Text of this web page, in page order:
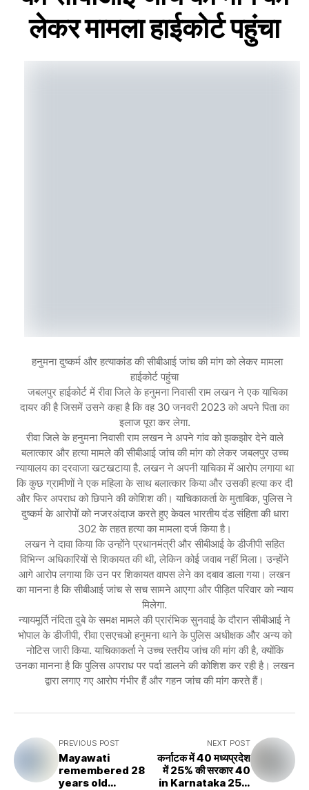
लेकर मामला हाईकोर्ट पहुंचा
हनुमना दुष्कर्म और हत्याकांड की सीबीआई जांच की मांग को लेकर मामला
हाईकोर्ट पहुंचा
जबलपुर हाईकोर्ट में रीवा जिले के हनुमना निवासी राम लखन ने एक याचिका
दायर की है जिसमें उसने कहा है कि वह 30 जनवरी 2023 को अपने पिता का
इलाज पूरा कर लेगा.
रीवा जिले के हनुमना निवासी राम लखन ने अपने गांव को झकझोर देने वाले
बलात्कार और हत्या मामले की सीबीआई जांच की मांग को लेकर जबलपुर उच्च
न्यायालय का दरवाजा खटखटाया है. लखन ने अपनी याचिका में आरोप लगाया था
कि कुछ ग्रामीणों ने एक महिला के साथ बलात्कार किया और उसकी हत्या कर दी
और फिर अपराध को छिपाने की कोशिश की। याचिकाकर्ता के मुताबिक, पुलिस ने
दुष्कर्म के आरोपों को नजरअंदाज करते हुए केवल भारतीय दंड संहिता की धारा
302 के तहत हत्या का मामला दर्ज किया है।
लखन ने दावा किया कि उन्होंने प्रधानमंत्री और सीबीआई के डीजीपी सहित
विभिन्न अधिकारियों से शिकायत की थी, लेकिन कोई जवाब नहीं मिला। उन्होंने
आगे आरोप लगाया कि उन पर शिकायत वापस लेने का दबाव डाला गया। लखन
का मानना है कि सीबीआई जांच से सच सामने आएगा और पीड़ित परिवार को न्याय
मिलेगा.
न्यायमूर्ति नंदिता दुबे के समक्ष मामले की प्रारंभिक सुनवाई के दौरान सीबीआई ने
भोपाल के डीजीपी, रीवा एसएचओ हनुमना थाने के पुलिस अधीक्षक और अन्य को
नोटिस जारी किया. याचिकाकर्ता ने उच्च स्तरीय जांच की मांग की है, क्योंकि
उनका मानना है कि पुलिस अपराध पर पर्दा डालने की कोशिश कर रही है। लखन
द्वारा लगाए गए आरोप गंभीर हैं और गहन जांच की मांग करते हैं।
PREVIOUS POST
Mayawati
remembered 28
years old
NEXT POST
कर्नाटक में 40 मध्यप्रदेश
में 25% की सरकार 40
in Karnataka 25%